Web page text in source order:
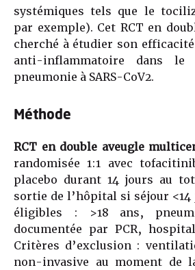
systémiques tels que le
par exemple). Cet RCT en
cherché à étudier son
anti-inflammatoire dans
pneumonie à SARS-CoV2.
Méthode
RCT en double aveugle
randomisée 1:1 avec
placebo durant 14 jours au
sortie de l’hôpital si séjour <14
éligibles : >18 ans,
documentée par PCR,
Critères d’exclusion :
non-invasive au moment de